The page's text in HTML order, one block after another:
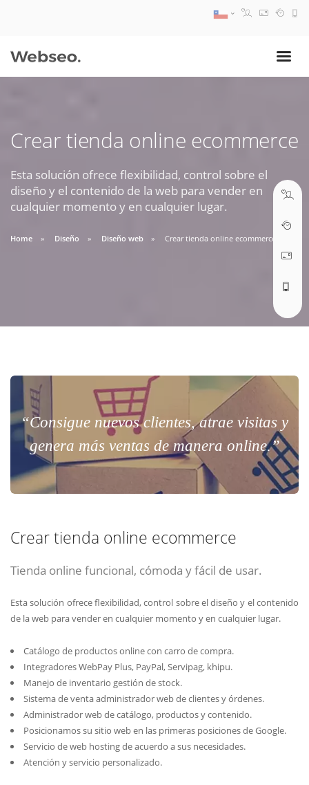
Crear tienda online ecommerce
Esta solución ofrece flexibilidad, control sobre el
diseño y el contenido de la web para vender en
cualquier momento y en cualquier lugar.
Home Diseño Diseño web Crear tienda online ecommerce
“Consigue nuevos clientes, atrae visitas y
genera más ventas de manera online.”
Crear tienda online ecommerce
Tienda online funcional, cómoda y fácil de usar.
Esta solución ofrece flexibilidad, control sobre el diseño y el contenido
de la web para vender en cualquier momento y en cualquier lugar.
Catálogo de productos online con carro de compra.
Integradores WebPay Plus, PayPal, Servipag, khipu.
Manejo de inventario gestión de stock.
Sistema de venta administrador web de clientes y órdenes.
Administrador web de catálogo, productos y contenido.
Posicionamos su sitio web en las primeras posiciones de Google.
Servicio de web hosting de acuerdo a sus necesidades.
Atención y servicio personalizado.
09:30 AM A 18:30 PM
soporte@webseo.cl
ABRIR TICKET